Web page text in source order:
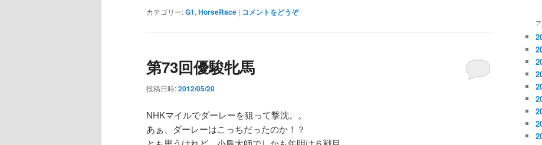
カテゴリー:G1,HorseRace | コメントをどうぞ
第73回優駿牝馬
投稿日時:2012/05/20
NHKマイルでダーレーを狙って撃沈。。
あぁ、ダーレーはこっちだったのか！？